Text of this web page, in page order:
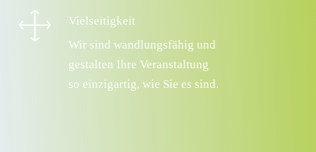
Vielseitigkeit
Wir sind wandlungsfähig und
gestalten Ihre Veranstaltung
so einzigartig, wie Sie es sind.